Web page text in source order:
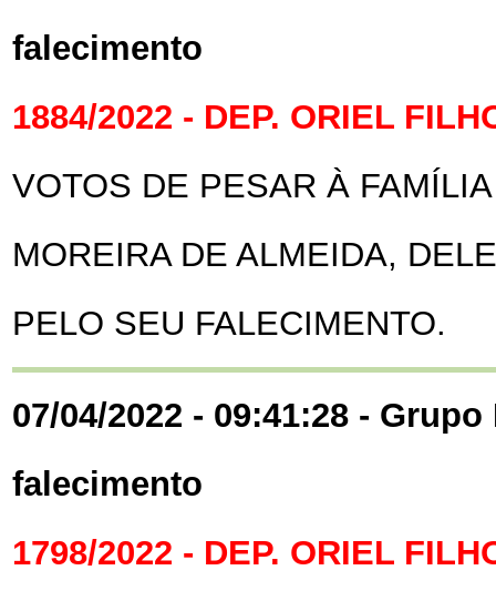
falecimento
1884/2022 - DEP. ORIEL
VOTOS DE PESAR À
MOREIRA DE ALMEIDA,
PELO SEU FALECIMENTO.
07/04/2022 - 09:41:28 -
falecimento
1798/2022 - DEP. ORIEL